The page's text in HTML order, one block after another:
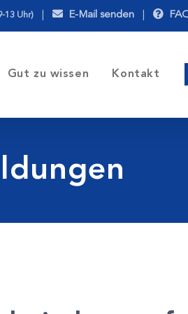
13 Uhr)| E-Mail senden|
Gut zu wissen Kontakt